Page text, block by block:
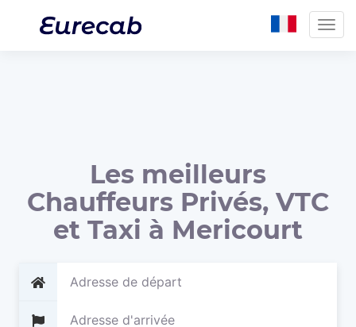
Les meilleurs
Chauffeurs Privés, VTC
et Taxi à Mericourt